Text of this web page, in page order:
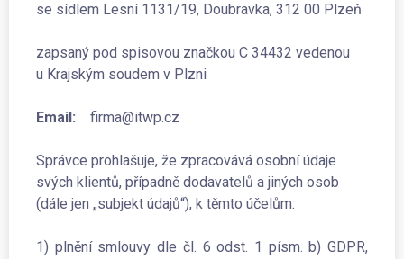
se sídlem Lesní 1131/19, Doubravka, 312 00 Plzeň
zapsaný pod spisovou značkou C 34432 vedenou
u Krajským soudem v Plzni
Email: firma@itwp.cz
Správce prohlašuje, že zpracovává osobní údaje
svých klientů, případně dodavatelů a jiných osob
(dále jen „subjekt údajů“), k těmto účelům:
1) plnění smlouvy dle čl. 6 odst. 1 písm. b) GDPR,